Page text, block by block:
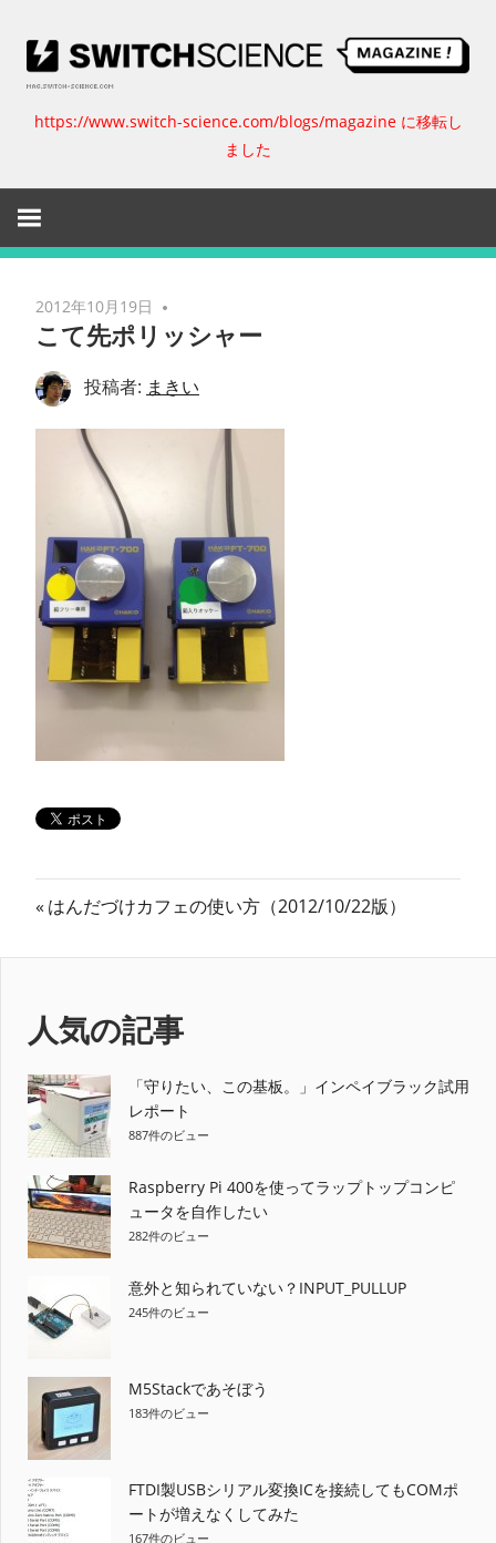
ッ
ス
イ
ッ
イ
ン
ス
マ
ガ
ジ
https://www.switch-science.com/blogs/magazine に移転し
ました
2012年10月19日
こて先ポリッシャー
投稿者: まきい
投
稿
ビ
ゲ
ー
シ
ョ
ン
前
はんだづけカフェの使い方（2012/10/22版）
人気の記事
「守りたい、この基板。」インペイブラック試用
レポート
887件のビュー
Raspberry Pi 400を使ってラップトップコンピ
ュータを自作したい
282件のビュー
意外と知られていない？INPUT_PULLUP
245件のビュー
M5Stackであそぼう
183件のビュー
FTDI製USBシリアル変換ICを接続してもCOMポ
ートが増えなくしてみた
167件のビュー